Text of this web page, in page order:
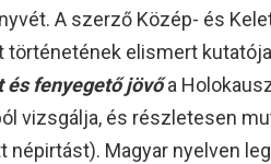
A szerző Közép- és
történetének elismert
fenyegető jövőa
vizsgálja, és részletesen
népirtást). Magyar nyelven